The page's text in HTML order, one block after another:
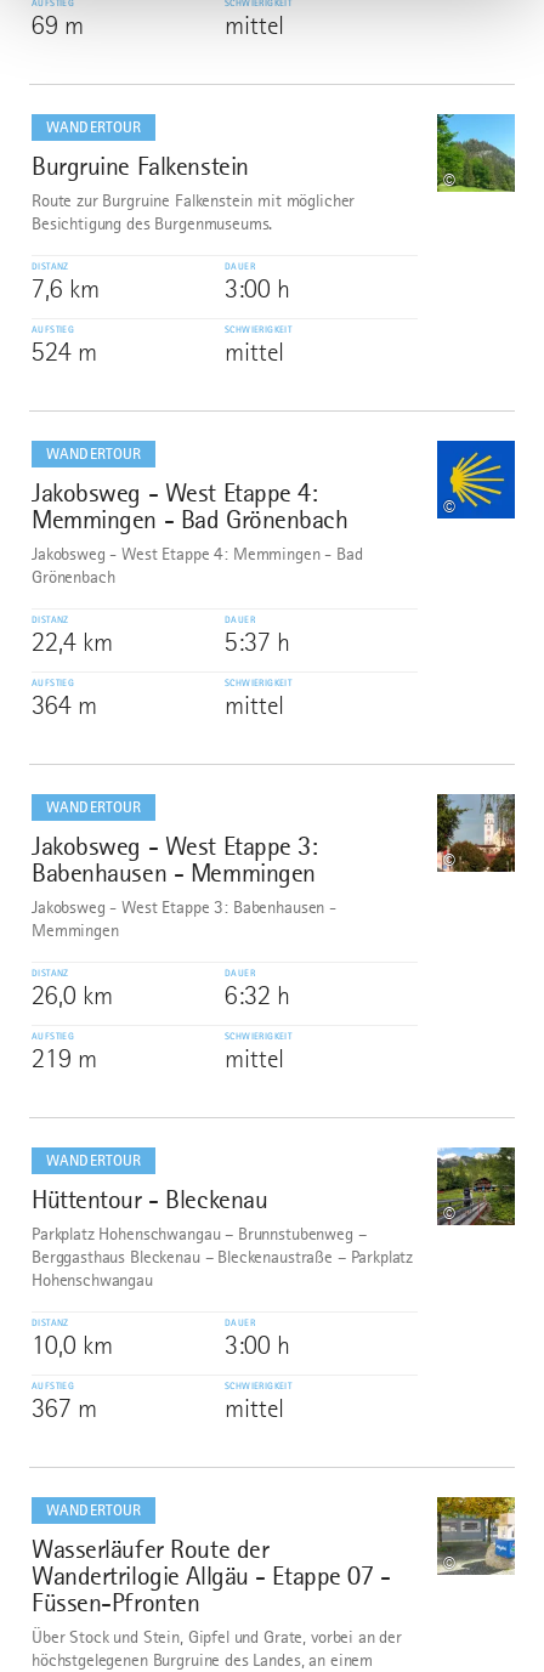
AUFSTIEG
69 m
SCHWIERIGKEIT
mittel
WANDERTOUR
6
Burgruine Falkenstein
©
Route zur Burgruine Falkenstein mit möglicher
Besichtigung des Burgenmuseums.
DISTANZ
7,6 km
DAUER
3:00 h
AUFSTIEG
524 m
SCHWIERIGKEIT
mittel
dazu
WANDERTOUR
7
Jakobsweg - West Etappe 4:
Memmingen - Bad Grönenbach
©
Jakobsweg - West Etappe 4: Memmingen - Bad
Grönenbach
DISTANZ
22,4 km
DAUER
5:37 h
AUFSTIEG
364 m
SCHWIERIGKEIT
mittel
dazu
WANDERTOUR
8
Jakobsweg - West Etappe 3:
Babenhausen - Memmingen
©
Jakobsweg - West Etappe 3: Babenhausen -
Memmingen
DISTANZ
26,0 km
DAUER
6:32 h
AUFSTIEG
219 m
SCHWIERIGKEIT
mittel
dazu
WANDERTOUR
9
Hüttentour - Bleckenau
©
Parkplatz Hohenschwangau – Brunnstubenweg –
Berggasthaus Bleckenau – Bleckenaustraße – Parkplatz
Hohenschwangau
DISTANZ
10,0 km
DAUER
3:00 h
AUFSTIEG
367 m
SCHWIERIGKEIT
mittel
dazu
WANDERTOUR
10
Wasserläufer Route der
Wandertrilogie Allgäu - Etappe 07 -
Füssen-Pfronten
©
Über Stock und Stein, Gipfel und Grate, vorbei an der
höchstgelegenen Burgruine des Landes, an einem
dazu